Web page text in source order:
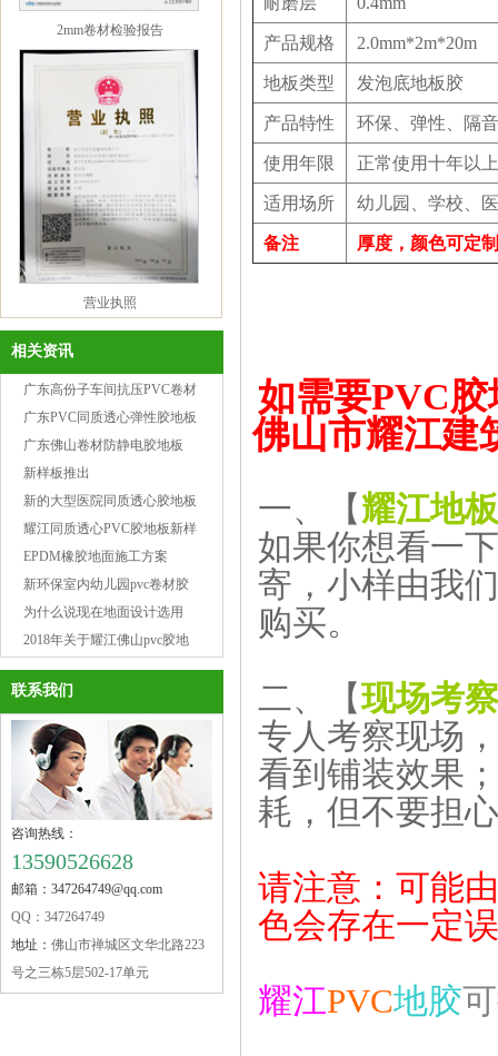
营业执照
2mm卷材检验报告
相关资讯
广东高份子车间抗压PVC卷材
胶地板
广东PVC同质透心弹性胶地板
保养和清洁
广东佛山卷材防静电胶地板
新样板推出
新的大型医院同质透心胶地板
工程案例供参考
耀江同质透心PVC胶地板新样
品
EPDM橡胶地面施工方案
新环保室内幼儿园pvc卷材胶
地板
为什么说现在地面设计选用
PVC地板胶是不二之选呢？
2018年关于耀江佛山pvc胶地
板（五）一劳动节放假通知
联系我们
咨询热线：
13590526628
邮箱：347264749@qq.com
QQ：347264749
地址： 佛山市禅城区文华北路223
号之三栋5层502-17单元
产品规格 2.0mm*2m*20m
地板类型 发泡底地板胶
产品特性 环保、弹性、隔
使用年限 正常使用十年以上
适用场所 幼儿园、学校、
备注 厚度，颜色可定
如需要PVC
佛山市耀江建
一、【 耀江地
如果你想看一
寄，小样由我
购买。
二、【现场考
专人考察现场
看到铺装效果
耗，但不要担
请注意：可能
色会存在一定
耀江PVC地胶